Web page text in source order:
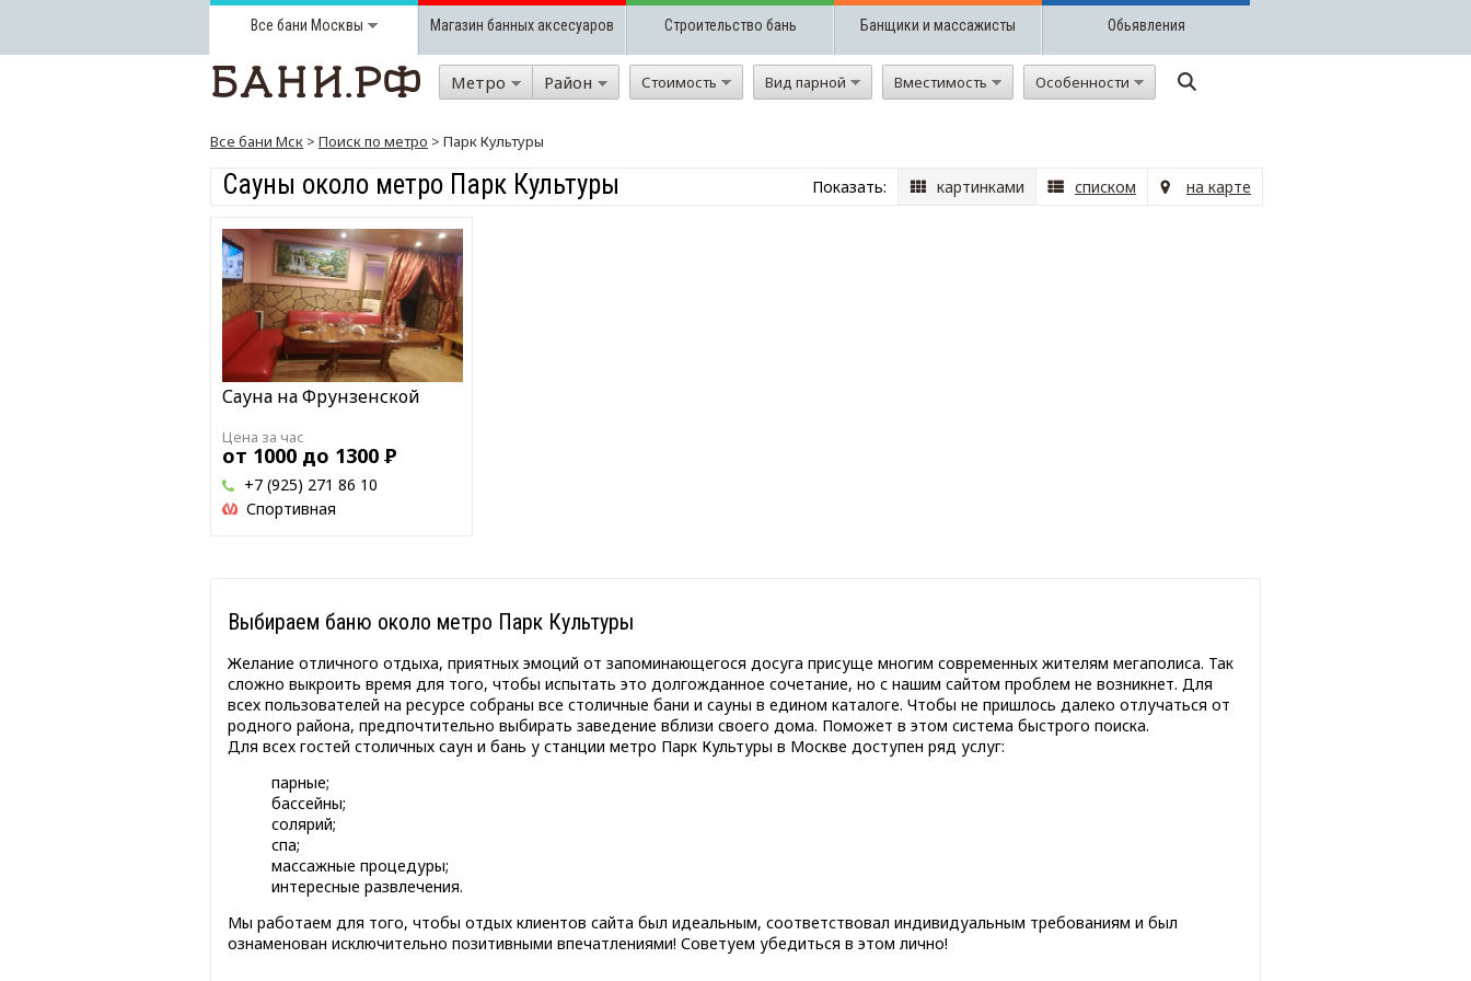
Все бани Москвы Магазин банных аксесуаров Строительство бань Банщики и массажисты Обьявления
Метро Район Стоимость Вид парной Вместимость Особенности
Все бани Мск > Поиск по метро > Парк Культуры
Сауны около метро Парк Культуры Показать: картинками списком на карте
Сауна на Фрунзенской
Цена за час
от 1000 до 1300 Р
Спортивная
+7 (925) 271 86 10
Выбираем баню около метро Парк Культуры
Желание отличного отдыха, приятных эмоций от запоминающегося досуга присуще многим современных жителям мегаполиса. Так
сложно выкроить время для того, чтобы испытать это долгожданное сочетание, но с нашим сайтом проблем не возникнет. Для
всех пользователей на ресурсе собраны все столичные бани и сауны в едином каталоге. Чтобы не пришлось далеко отлучаться от
родного района, предпочтительно выбирать заведение вблизи своего дома. Поможет в этом система быстрого поиска.
Для всех гостей столичных саун и бань у станции метро Парк Культуры в Москве доступен ряд услуг:
парные;
бассейны;
солярий;
спа;
массажные процедуры;
интересные развлечения.
Мы работаем для того, чтобы отдых клиентов сайта был идеальным, соответствовал индивидуальным требованиям и был
ознаменован исключительно позитивными впечатлениями! Советуем убедиться в этом лично!